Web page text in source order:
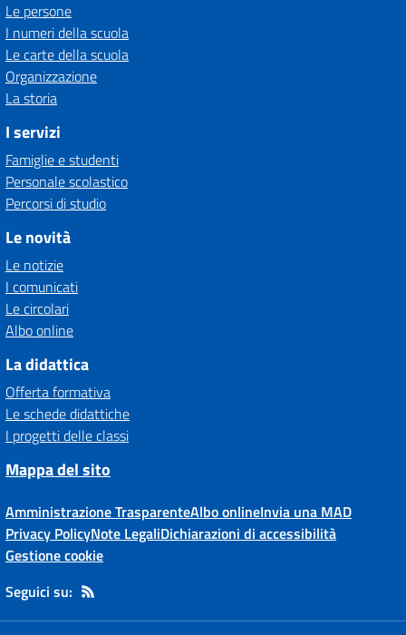
Le persone
I numeri della scuola
Le carte della scuola
Organizzazione
La storia
I servizi
Famiglie e studenti
Personale scolastico
Percorsi di studio
Le novità
Le notizie
I comunicati
Le circolari
Albo online
La didattica
Offerta formativa
Le schede didattiche
I progetti delle classi
Mappa del sito
Amministrazione TrasparenteAlbo onlineInvia una MAD
Privacy PolicyNote LegaliDichiarazioni di accessibilità
Gestione cookie
Seguici su: